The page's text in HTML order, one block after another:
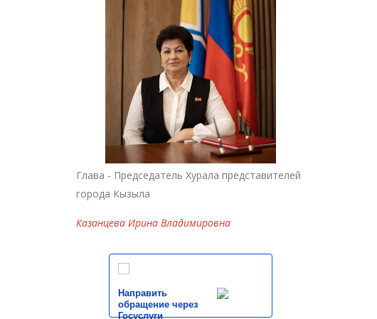
Глава - Председатель Хурала представителей
города Кызыла
Казанцева Ирина Владимировна
Направить
обращение через
Госуслуги